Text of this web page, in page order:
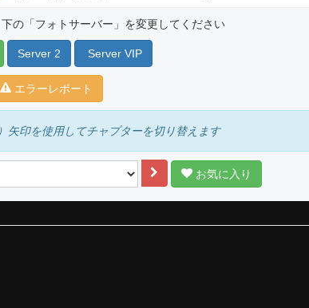
の「フォトサーバー」を変更してください
Server 2 Server VIP
エラーレポート
印を使用してチャプターを切り替えます
お気に入り